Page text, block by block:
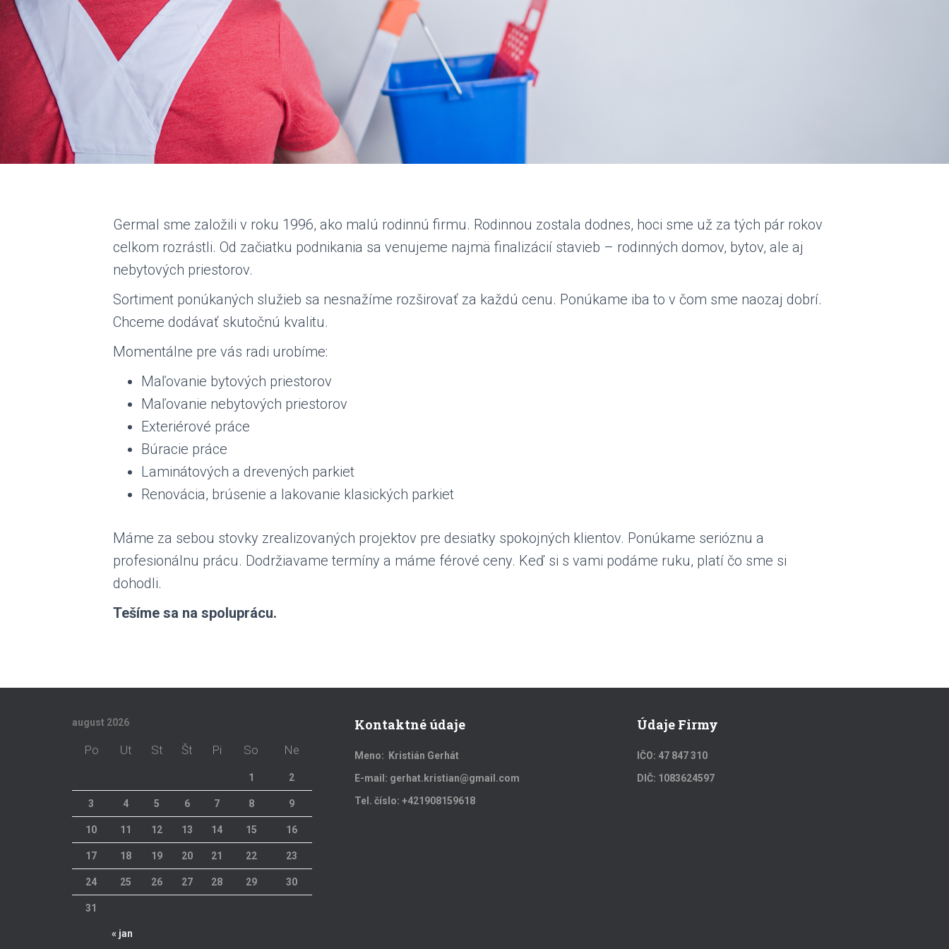
Germal sme založili v roku 1996, ako malú rodinnú firmu. Rodinnou zostala dodnes, hoci sme už za tých pár rokov
celkom rozrástli. Od začiatku podnikania sa venujeme najmä finalizácií stavieb – rodinných domov, bytov, ale aj
nebytových priestorov.
Sortiment ponúkaných služieb sa nesnažíme rozširovať za každú cenu. Ponúkame iba to v čom sme naozaj dobrí.
Chceme dodávať skutočnú kvalitu.
Momentálne pre vás radi urobíme:
Maľovanie bytových priestorov
Maľovanie nebytových priestorov
Exteriérové práce
Búracie práce
Laminátových a drevených parkiet
Renovácia, brúsenie a lakovanie klasických parkiet
Máme za sebou stovky zrealizovaných projektov pre desiatky spokojných klientov. Ponúkame serióznu a
profesionálnu prácu. Dodržiavame termíny a máme férové ceny. Keď si s vami podáme ruku, platí čo sme si
dohodli.
Tešíme sa na spoluprácu.
august 2026
Po Ut St Št Pi So Ne
« jan
1 2
3 4 5 6 7 8 9
10 11 12 13 14 15 16
17 18 19 20 21 22 23
24 25 26 27 28 29 30
31
Kontaktné údaje
Meno: Kristián Gerhát
E-mail: gerhat.kristian@gmail.com
Tel. číslo: +421908159618
Údaje Firmy
IČO: 47 847 310
DIČ: 1083624597